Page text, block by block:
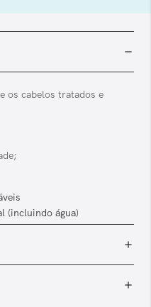
os cabelos tratados e
(incluindo água)